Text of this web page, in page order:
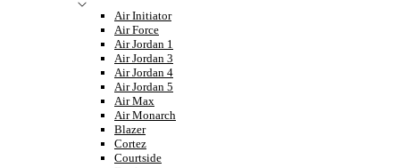
Air Initiator
Air Force
Air Jordan 1
Air Jordan 3
Air Jordan 4
Air Jordan 5
Air Max
Air Monarch
Blazer
Cortez
Courtside